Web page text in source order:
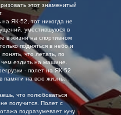
этот знаменитый
на ЯК-52, тот никогда не
уместившуюся в
в жизни на спортивном
подняться в небо и
что летать, по
ездить на машине.
- полет на ЯК-52
памяти на всю жизнь.
что полюбоваться
получится. Полет с
подразумевает кучу